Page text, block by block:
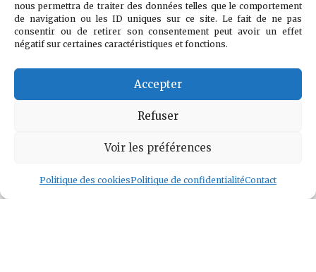
nous permettra de traiter des données telles que le comportement
de navigation ou les ID uniques sur ce site. Le fait de ne pas
consentir ou de retirer son consentement peut avoir un effet
négatif sur certaines caractéristiques et fonctions.
Accepter
Refuser
Voir les préférences
Politique des cookiesPolitique de confidentialitéContact
est contre le
doute, la peur et